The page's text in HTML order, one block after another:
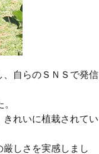
自らのＳＮＳで発信
れいに植栽されてい
しさを実感しまし